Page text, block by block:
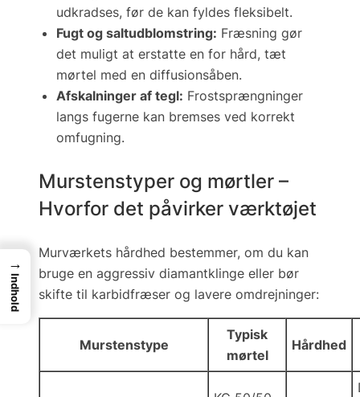
udkradses, før de kan fyldes fleksibelt.
Fugt og saltudblomstring: Fræsning gør
det muligt at erstatte en for hård, tæt
mørtel med en diffusionsåben.
Afskalninger af tegl: Frostsprængninger
langs fugerne kan bremses ved korrekt
omfugning.
Murstenstyper og mørtler –
Hvorfor det påvirker værktøjet
Murværkets hårdhed bestemmer, om du kan
bruge en aggressiv diamantklinge eller bør
skifte til karbidfræser og lavere omdrejninger:
Murstenstype
Typisk
mørtel
Hårdhed
→
Indhold